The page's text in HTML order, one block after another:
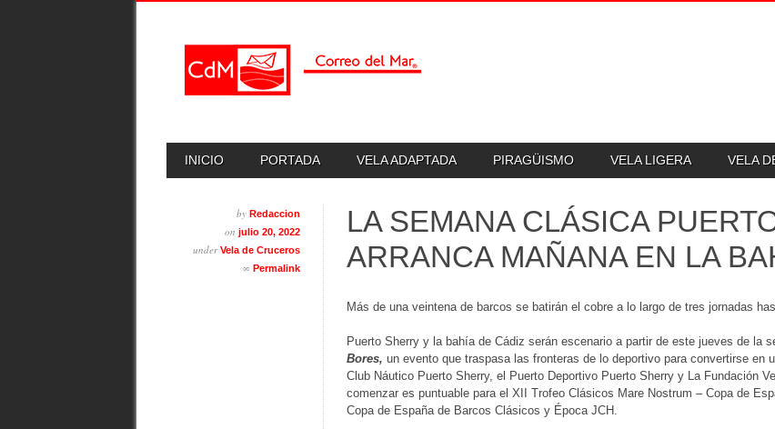
MAIN MENU
INICIO PORTADA VELA ADAPTADA PIRAGÜISMO VELA LIGERA VELA
by Redaccion
on julio 20, 2022
underVela de Cruceros
∞ Permalink
LA SEMANA CLÁSICA
ARRANCA MAÑANA EN LA
Más de una veintena de barcos se batirán el cobre a lo largo de tres jornadas
Puerto Sherry y la bahía de Cádiz serán escenario a partir de este jueves de la
Bores, un evento que traspasa las fronteras de lo deportivo para convertirse en
Club Náutico Puerto Sherry, el Puerto Deportivo Puerto Sherry y La Fundación
comenzar es puntuable para el XII Trofeo Clásicos Mare Nostrum – Copa de
Copa de España de Barcos Clásicos y Época JCH.